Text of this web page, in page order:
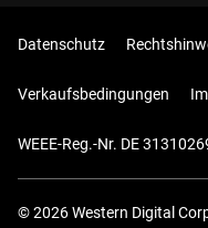
Datenschutz
Verkaufsbedingungen
WEEE-Reg.-Nr. DE
© 2026 Western Digital